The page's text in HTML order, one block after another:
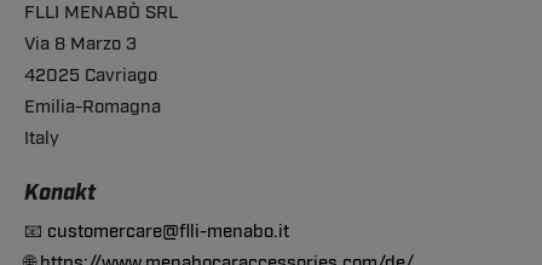
FLLI MENABÒ SRL
Via 8 Marzo 3
42025 Cavriago
Emilia-Romagna
Italy
Konakt
📧 customercare@flli-menabo.it